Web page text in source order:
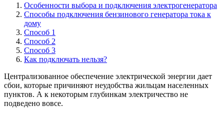
Особенности выбора и подключения электрогенератора
Способы подключения бензинового генератора тока к
дому
Способ 1
Способ 2
Способ 3
Как подключать нельзя?
Централизованное обеспечение электрической энергии дает
сбои, которые причиняют неудобства жильцам населенных
пунктов. А к некоторым глубинкам электричество не
подведено вовсе.